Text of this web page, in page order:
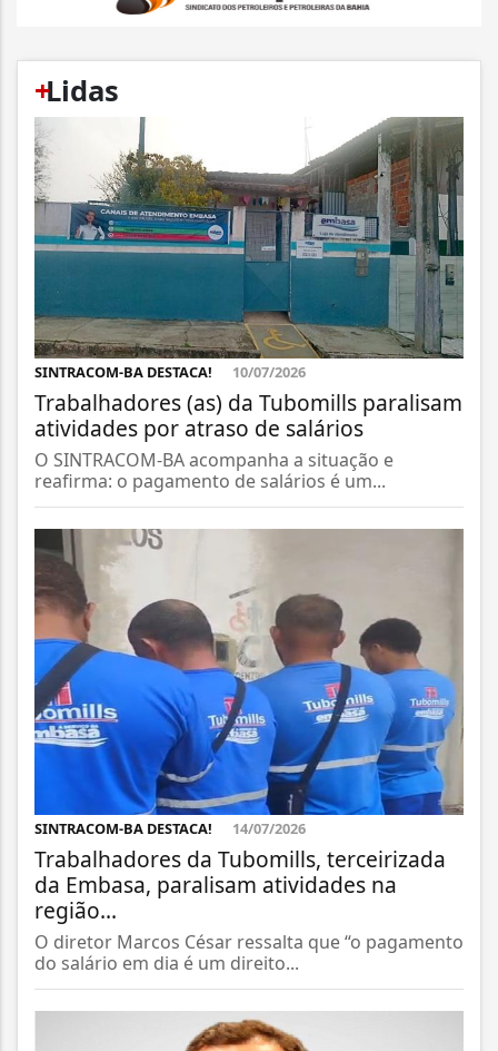
+
Lidas
SINTRACOM-BA DESTACA! 10/07/2026
Trabalhadores (as) da Tubomills paralisam
atividades por atraso de salários
O SINTRACOM-BA acompanha a situação e
reafirma: o pagamento de salários é um...
SINTRACOM-BA DESTACA! 14/07/2026
Trabalhadores da Tubomills, terceirizada
da Embasa, paralisam atividades na
região...
O diretor Marcos César ressalta que “o pagamento
do salário em dia é um direito...